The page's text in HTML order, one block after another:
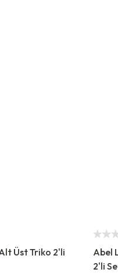
Üst Triko 2'li
Abel
2'li